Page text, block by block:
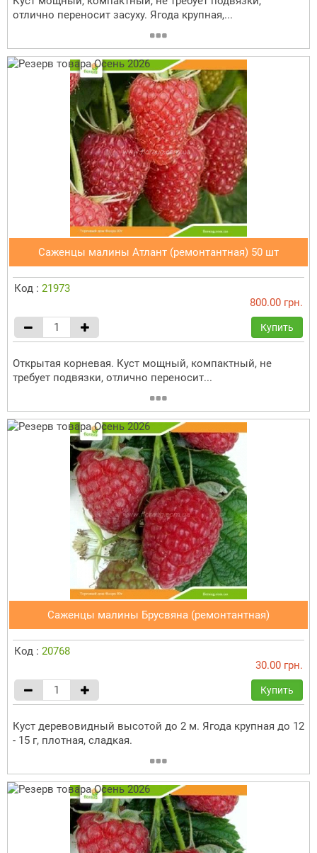
отлично переносит засуху. Ягода крупная,...
Саженцы малины Атлант (ремонтантная) 50 шт
Код : 21973
800.00 грн.
Купить
Открытая корневая. Куст мощный, компактный, не
требует подвязки, отлично переносит...
Саженцы малины Брусвяна (ремонтантная)
Код : 20768
30.00 грн.
Купить
Куст деревовидный высотой до 2 м. Ягода крупная до 12
- 15 г, плотная, сладкая.